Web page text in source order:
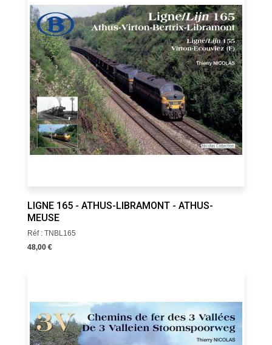
LIGNE 165 - ATHUS-LIBRAMONT - ATHUS-
MEUSE
Réf : TNBL165
48,00 €